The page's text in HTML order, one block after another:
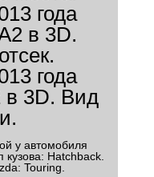
у автомобиля
Hatchback.
Touring.